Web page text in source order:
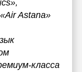
Astana»
класса